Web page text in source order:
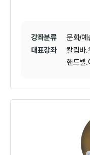
강좌분류
문화/예
대표강좌
칼림바.
핸드벨.